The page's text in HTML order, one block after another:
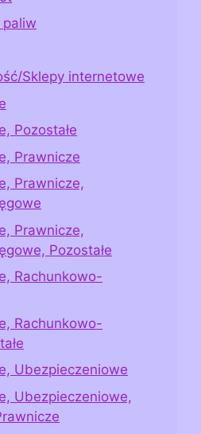
Sklepy internetowe
Pozostałe
Prawnicze
Prawnicze,
Prawnicze,
Pozostałe
Rachunkowo-
Rachunkowo-
Ubezpieczeniowe
Ubezpieczeniowe,